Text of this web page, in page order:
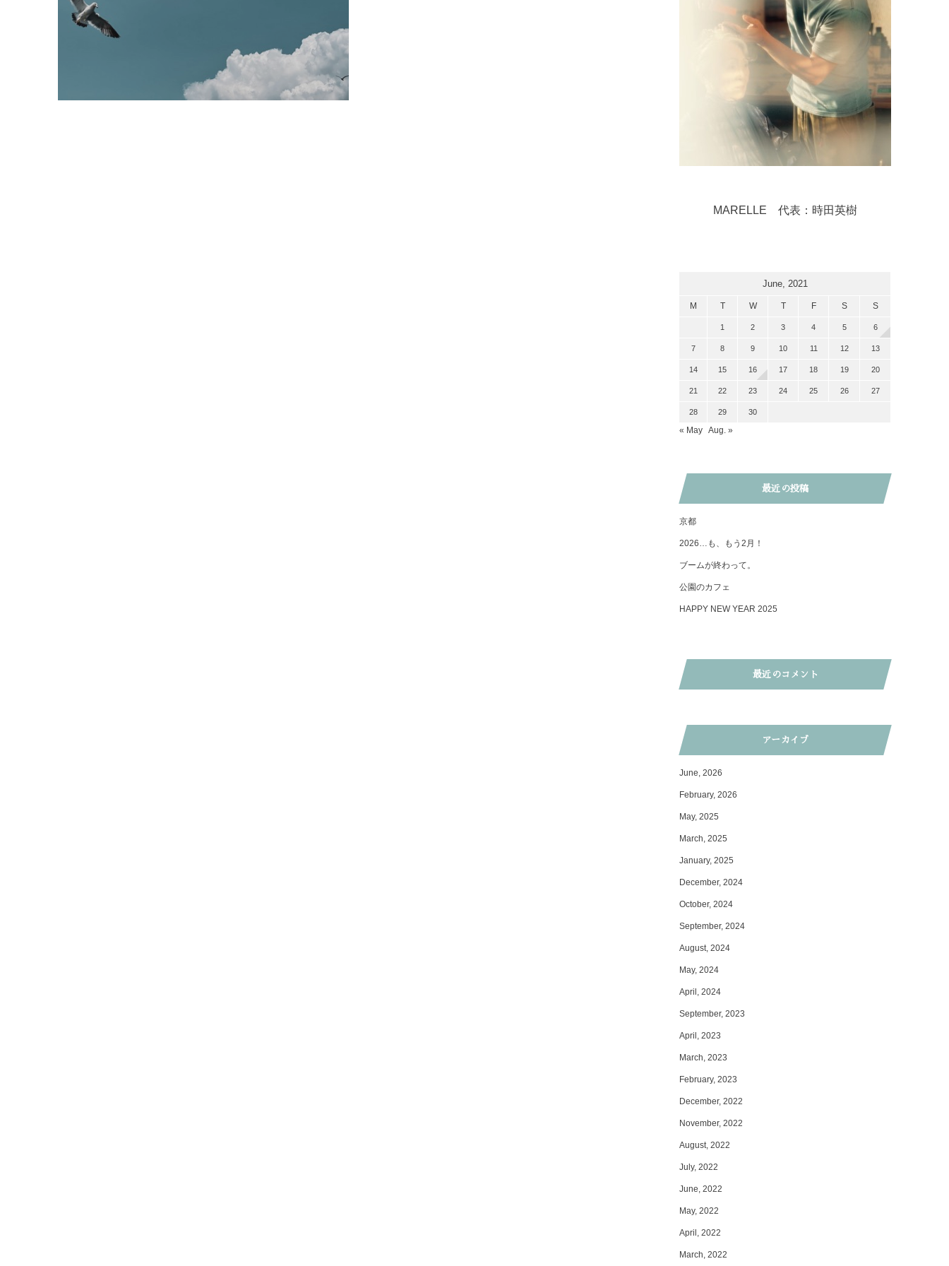
MARELLE 代表：時田英樹
June, 2021
M T W T F S S
1 2 3 4 5 6
7 8 9 10 11 12 13
14 15 16 17 18 19 20
21 22 23 24 25 26 27
28 29 30
« May Aug. »
最近の投稿
京都
2026…も、もう2月！
ブームが終わって。
公園のカフェ
HAPPY NEW YEAR 2025
最近のコメント
アーカイブ
June, 2026
February, 2026
May, 2025
March, 2025
January, 2025
December, 2024
October, 2024
September, 2024
August, 2024
May, 2024
April, 2024
September, 2023
April, 2023
March, 2023
February, 2023
December, 2022
November, 2022
August, 2022
July, 2022
June, 2022
May, 2022
April, 2022
March, 2022